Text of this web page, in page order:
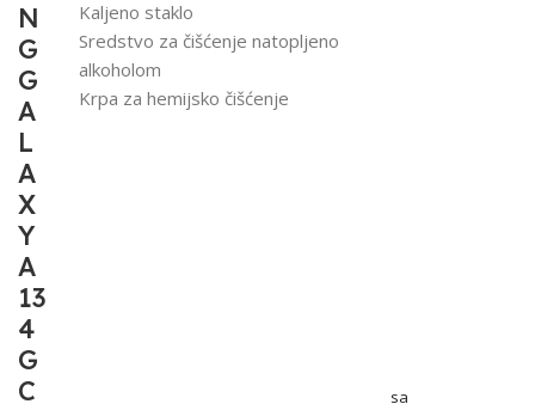
N
G
G
A
L
A
X
Y
A
13
4
G
C
Kaljeno staklo
Sredstvo za čišćenje natopljeno
alkoholom
Krpa za hemijsko čišćenje
sa